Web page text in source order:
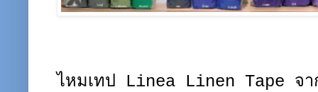
ไหมเทป Linea Linen Tape จา